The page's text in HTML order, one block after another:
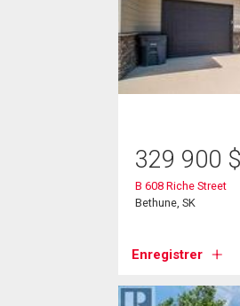
329 900 $
B 608 Riche Street
Bethune, SK
Enregistrer